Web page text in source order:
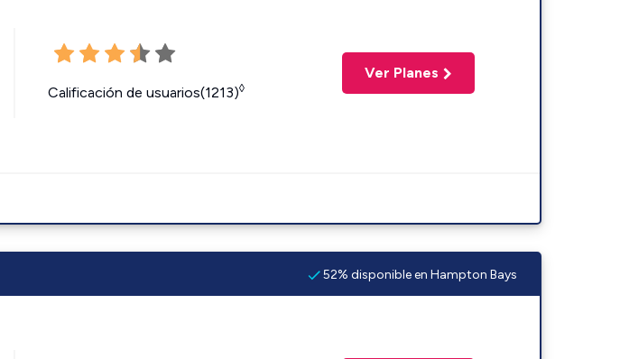
Calificación de usuarios(1213)◊
Ver Planes
52% disponible en Hampton Bays